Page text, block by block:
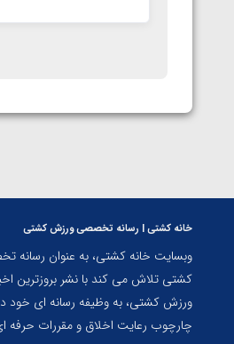
خانه کشتی | رسانه تخصصی ورزش کشتی
وبسایت خانه کشتی، به عنوان
کشتی تلاش می کند با نشر بروزترین
ورزش کشتی، به وظیفه رسانه ای خود
چارچوب رعایت اخلاق و مقررات حرفه